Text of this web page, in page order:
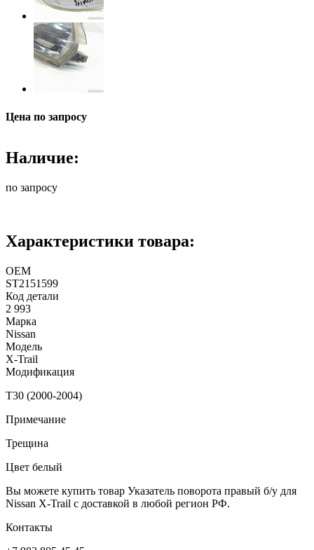
Цена по запросу
Наличие:
по запросу
Характеристики товара:
ОЕМ
ST2151599
Код детали
2 993
Марка
Nissan
Модель
X-Trail
Модификация
T30 (2000-2004)
Примечание
Трещина
Цвет белый
Вы можете купить товар Указатель поворота правый б/у для
Nissan X-Trail с доставкой в любой регион РФ.
Контакты